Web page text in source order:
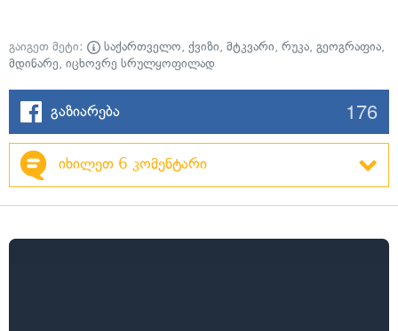
გაიგეთ მეტი: საქართველო, ქვიზი, მტკვარი, რუკა, გეოგრაფია,
მდინარე, იცხოვრე სრულყოფილად
გაზიარება 176
იხილეთ 6 კომენტარი